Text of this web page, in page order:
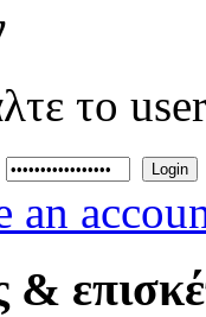
το
Login
an
&